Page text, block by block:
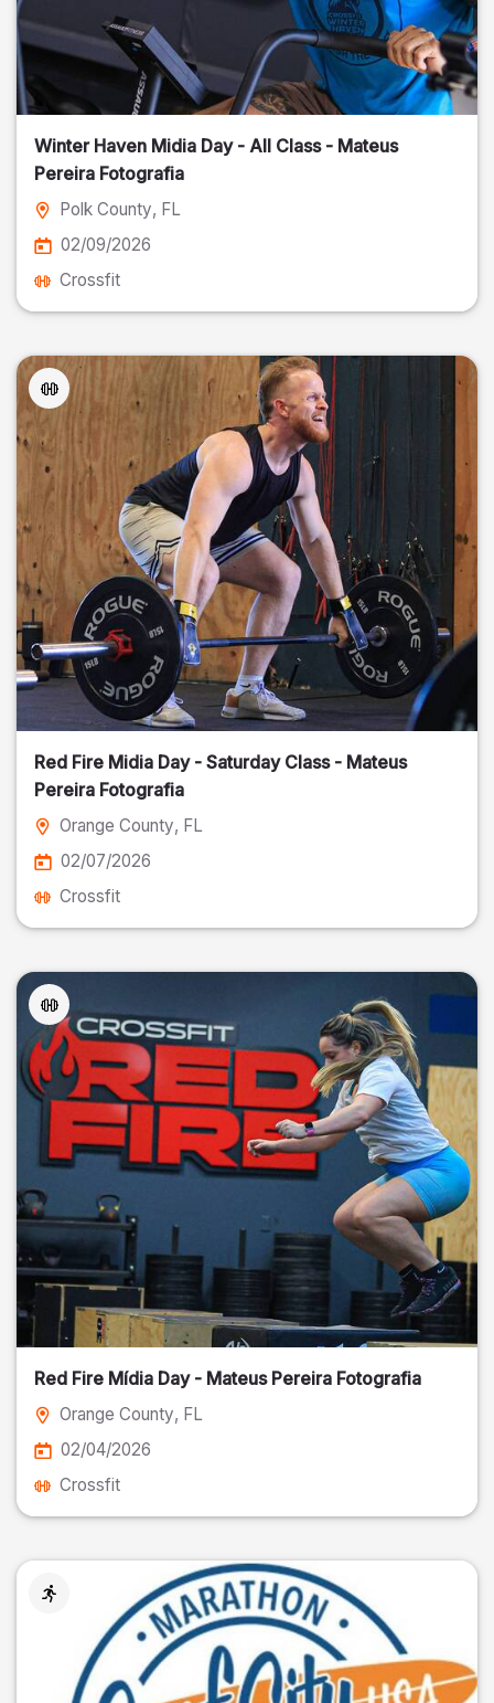
Winter Haven Midia Day - All Class - Mateus
Pereira Fotografia
Polk County, FL
02/09/2026
Crossfit
Red Fire Midia Day - Saturday Class - Mateus
Pereira Fotografia
Orange County, FL
02/07/2026
Crossfit
Red Fire Mídia Day - Mateus Pereira Fotografia
Orange County, FL
02/04/2026
Crossfit